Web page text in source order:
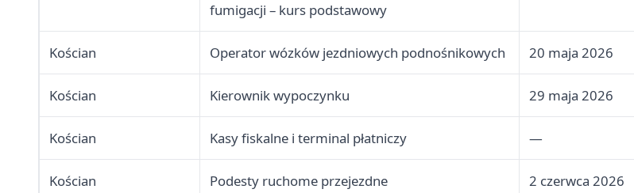
fumigacji – kurs podstawowy
Kościan Operator wózków jezdniowych podnośnikowych 20 maja 2026
Kościan Kierownik wypoczynku 29 maja 2026
Kościan Kasy fiskalne i terminal płatniczy —
Kościan Podesty ruchome przejezdne 2 czerwca 2026